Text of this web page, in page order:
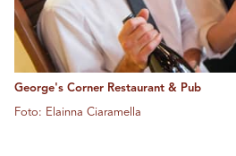
George's Corner Restaurant & Pub
Foto: Elainna Ciaramella